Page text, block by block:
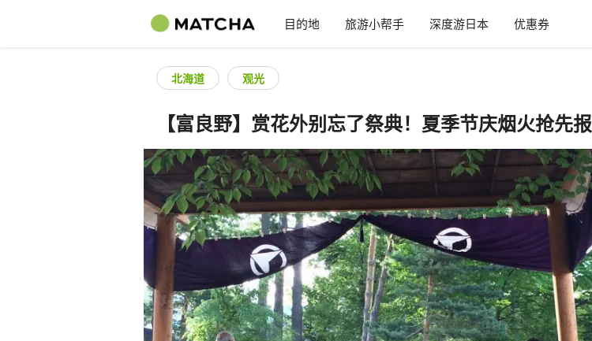
目的地 旅游小帮手 深度游日本 优惠券
北海道 观光
【富良野】赏花外别忘了祭典！夏季节庆烟火抢先报